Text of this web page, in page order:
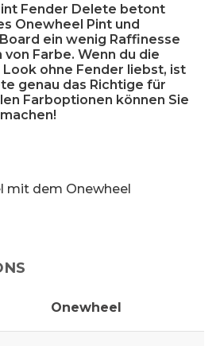
Fender Delete betont
Onewheel Pint und
ein wenig Raffinesse
von Farbe. Wenn du die
ohne Fender liebst, ist
genau das Richtige für
Farboptionen können Sie
mit dem Onewheel
Onewheel